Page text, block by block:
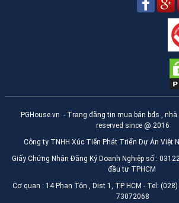
PGHouse.vn - Trang đăng tin mua bán bđs ,
reserved since @ 2016
Công ty TNHH Xúc Tiến Phát Triển Dự Án Việt
Giấy Chứng Nhận Đăng Ký Doanh Nghiệp số :
đầu tư TPHCM
Cơ quan : 14 Phan Tôn , Dist 1, TP HCM - Tel:
73072068